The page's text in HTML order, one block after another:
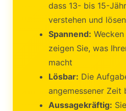
dass 13- bis 15-
verstehen und
Spannend:
zeigen Sie, was
macht
Lösbar: Die
angemessener Zeit
Aussagekräftig: